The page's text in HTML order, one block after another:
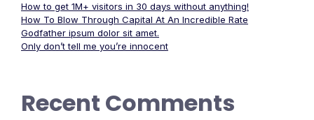
How to get 1M+ visitors in 30 days without anything!
How To Blow Through Capital At An Incredible Rate
Godfather ipsum dolor sit amet.
Only don’t tell me you’re innocent
Recent Comments